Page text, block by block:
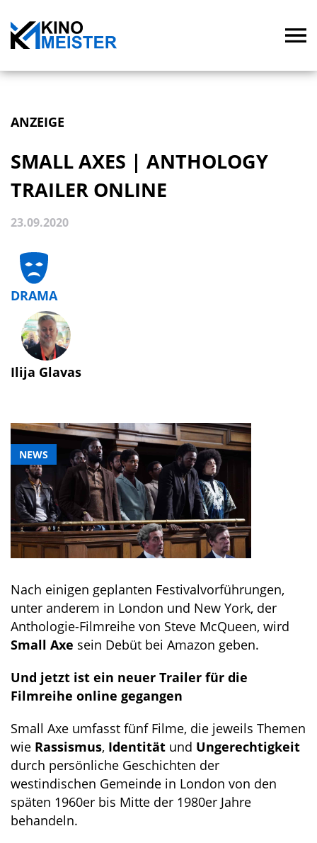
ANZEIGE
NEWS
SMALL AXES | ANTHOLOGY
TRAILER ONLINE
23.09.2020
DRAMA
Ilija Glavas
Nach einigen geplanten Festivalvorführungen,
unter anderem in London und New York, der
Anthologie-Filmreihe von Steve McQueen, wird
Small Axe sein Debüt bei Amazon geben.
Und jetzt ist ein neuer Trailer für die
Filmreihe online gegangen
Small Axe umfasst fünf Filme, die jeweils Themen
wie Rassismus, Identität und Ungerechtigkeit
durch persönliche Geschichten der
westindischen Gemeinde in London von den
späten 1960er bis Mitte der 1980er Jahre
behandeln.